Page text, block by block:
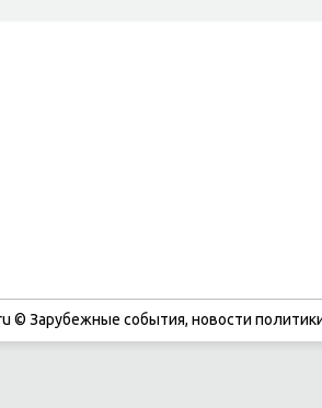
© Зарубежные события, новости